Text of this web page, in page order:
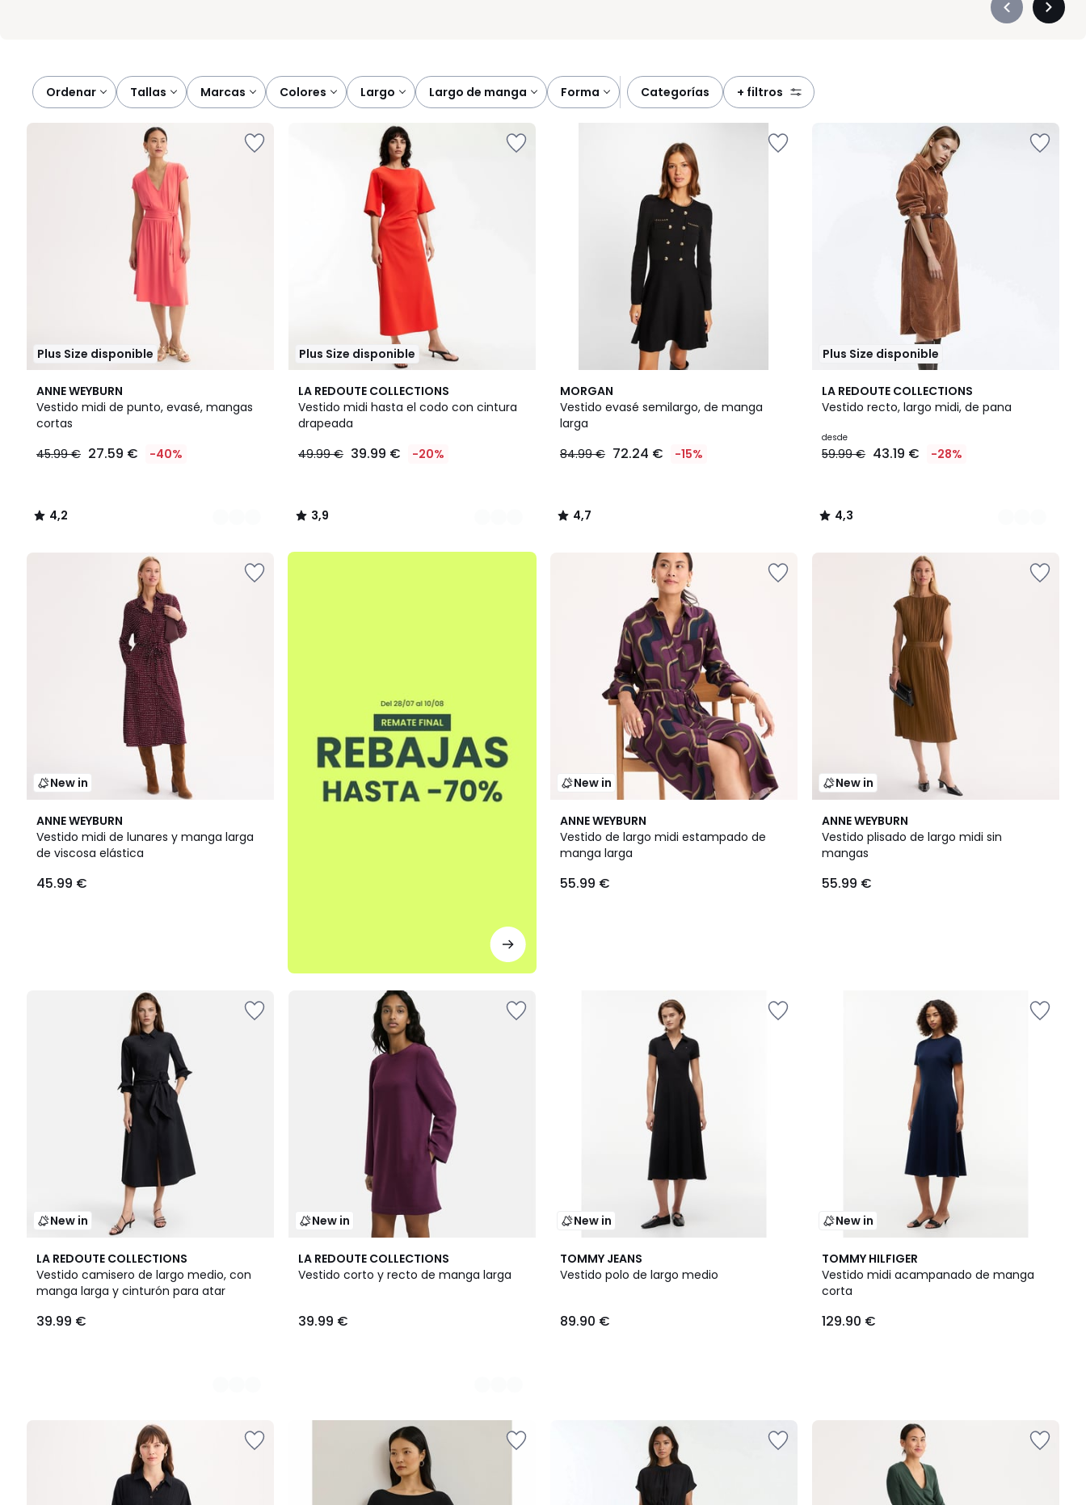
Précédent
Ordenar
tallas marcas colores largo largo de manga forma categorías + filtros
Plus Size disponible
ANNE WEYBURN
Vestido midi de punto, evasé, mangas
cortas
€
45.99
40%
45.99 € 27.59 € -40%
4,2
/ 5
2
Colores
4,2
/
Plus Size disponible
LA REDOUTE COLLECTIONS
Vestido midi hasta el codo con cintura
drapeada
49.99 € 39.99 € -20%
3,9
/ 5
2
Colores
3,9
/
MORGAN
Vestido evasé semilargo, de manga
larga
84.99 € 72.24 € -15%
4,7
/ 5
4,7
/
Plus Size disponible
LA REDOUTE COLLECTIONS
Vestido recto, largo midi, de pana
desde
59.99 € 43.19 € -28%
4,3
/ 5
3
Colores
4,3
/
New in
ANNE WEYBURN
Vestido midi de lunares y manga larga
de viscosa elástica
45.99 €
.
New in
ANNE WEYBURN
Vestido de largo midi estampado de
manga larga
55.99 €
New in
ANNE WEYBURN
Vestido plisado de largo midi sin
mangas
55.99 €
New in
LA REDOUTE COLLECTIONS
Vestido camisero de largo medio, con
manga larga y cinturón para atar
39.99 €
2
Colores
New in
LA REDOUTE COLLECTIONS
Vestido corto y recto de manga larga
39.99 €
2
Colores
New in
TOMMY JEANS
Vestido polo de largo medio
89.90 €
New in
TOMMY HILFIGER
Vestido midi acampanado de manga
corta
129.90 €